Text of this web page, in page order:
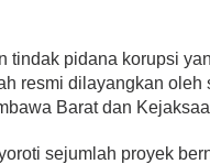
tindak pidana korupsi
resmi dilayangkan
Barat dan
sejumlah proyek